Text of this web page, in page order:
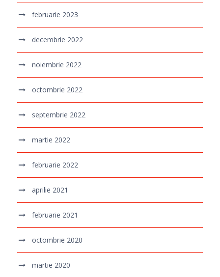
februarie 2023
decembrie 2022
noiembrie 2022
octombrie 2022
septembrie 2022
martie 2022
februarie 2022
aprilie 2021
februarie 2021
octombrie 2020
martie 2020